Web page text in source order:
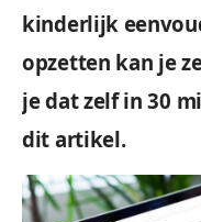
kinderlijk
opzetten kan je
je dat zelf in 30
dit artikel.